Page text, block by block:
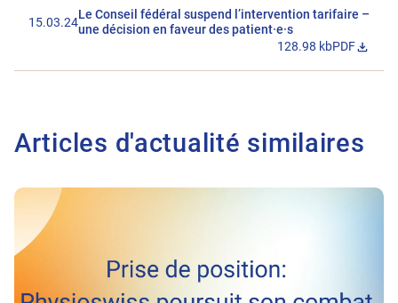
15.03.24Le Conseil fédéral suspend l’intervention tarifaire –
une décision en faveur des patient·e·s
128.98 kbPDF
Articles d'actualité similaires
Vers l'article Physioswiss poursuit son combat pour des